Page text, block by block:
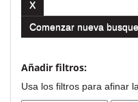
Comenzar nueva
Añadir filtros:
Usa los filtros para afinar